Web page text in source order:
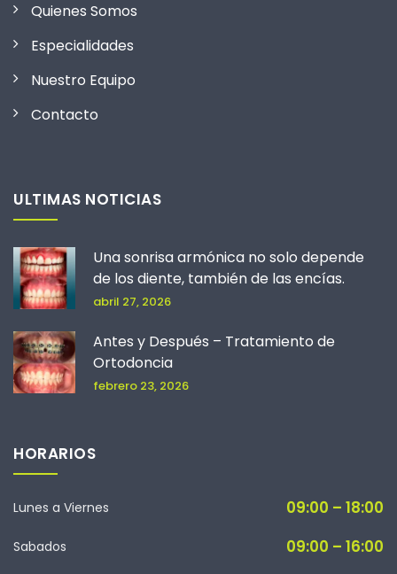
Quienes Somos
Especialidades
Nuestro Equipo
Contacto
ULTIMAS NOTICIAS
Una sonrisa armónica no solo depende
de los diente, también de las encías.
abril 27, 2026
Antes y Después – Tratamiento de
Ortodoncia
febrero 23, 2026
HORARIOS
Lunes a Viernes 09:00 – 18:00
Sabados 09:00 – 16:00